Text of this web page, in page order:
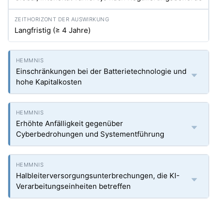
Langfristig (≥ 4 Jahre)
Einschränkungen bei der Batterietechnologie und
hohe Kapitalkosten
Erhöhte Anfälligkeit gegenüber
Cyberbedrohungen und Systementführung
Halbleiterversorgungsunterbrechungen, die KI-
Verarbeitungseinheiten betreffen